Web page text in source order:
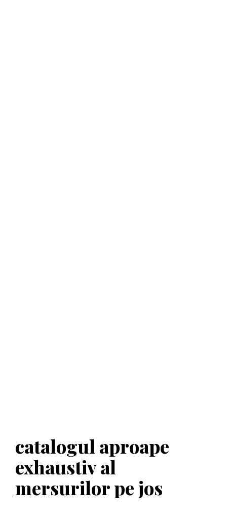
catalogul aproape
exhaustiv al
mersurilor pe jos